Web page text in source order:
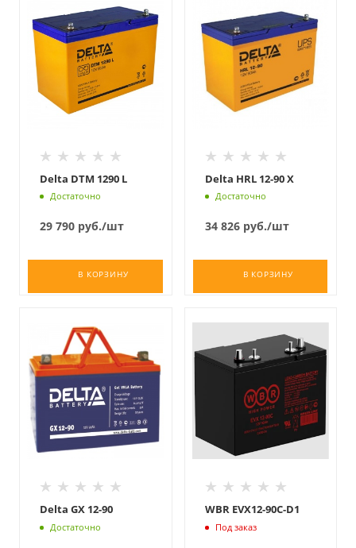
Delta DTM 1290 L
Достаточно
29 790 руб./шт
В КОРЗИНУ
Delta HRL 12-90 X
Достаточно
34 826руб./шт
В КОРЗИНУ
Delta GX 12-90
Достаточно
WBR EVX12-90C-D1
Под заказ